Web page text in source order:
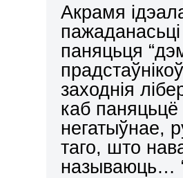
Акрамя
паняцьця
заходнія
каб паняцьцё
негатыўнае,
таго, што
называюць…